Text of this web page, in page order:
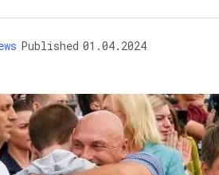
Published 01.04.2024